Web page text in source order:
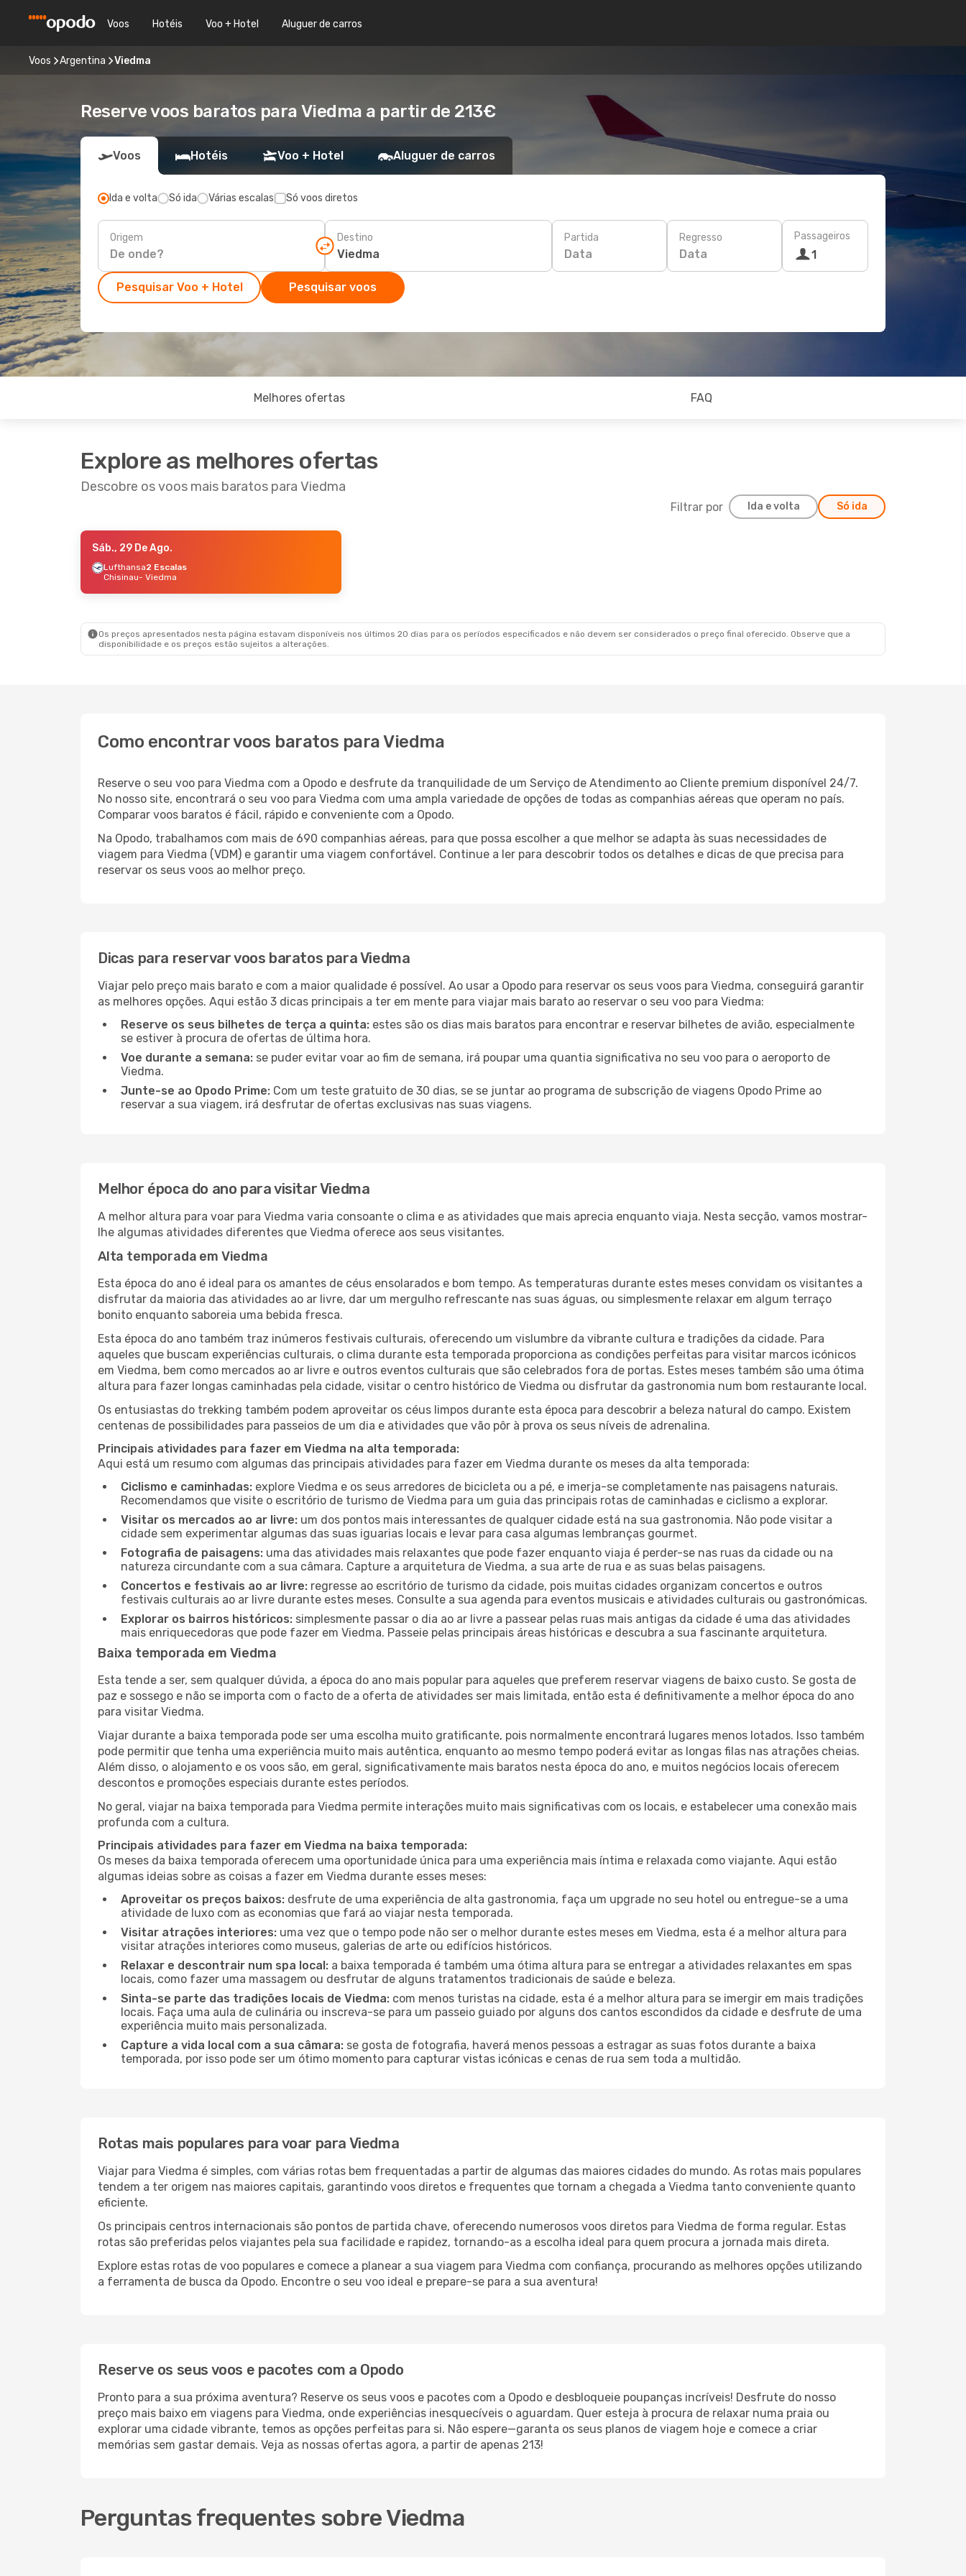
Voos Hotéis Voo + Hotel Aluguer de carros
Voos Argentina Viedma
Reserve voos baratos para Viedma a partir de 213€
Voos Hotéis Voo + Hotel Aluguer de carros
Ida e volta Só ida Várias escalas Só voos diretos
Origem Destino Partida
Data
Regresso
Data
Passageiros
1
Pesquisar Voo + Hotel Pesquisar voos
Melhores ofertas FAQ
Explore as melhores ofertas
Descobre os voos mais baratos para Viedma
Filtrar por Ida e volta Só ida
- Dom., 30 De Ago.
Aerolineas ArgentinasDireto
- Viedma
Sáb., 29 De Ago.
Lufthansa2 Escalas
Chisinau- Viedma
Os preços apresentados nesta página estavam disponíveis nos últimos 20 dias para os períodos especificados e não devem ser considerados o preço final oferecido. Observe que a
disponibilidade e os preços estão sujeitos a alterações.
Como encontrar voos baratos para Viedma
Reserve o seu voo para Viedma com a Opodo e desfrute da tranquilidade de um Serviço de Atendimento ao Cliente premium disponível 24/7.
No nosso site, encontrará o seu voo para Viedma com uma ampla variedade de opções de todas as companhias aéreas que operam no país.
Comparar voos baratos é fácil, rápido e conveniente com a Opodo.
Na Opodo, trabalhamos com mais de 690 companhias aéreas, para que possa escolher a que melhor se adapta às suas necessidades de
viagem para Viedma (VDM) e garantir uma viagem confortável. Continue a ler para descobrir todos os detalhes e dicas de que precisa para
reservar os seus voos ao melhor preço.
Dicas para reservar voos baratos para Viedma
Viajar pelo preço mais barato e com a maior qualidade é possível. Ao usar a Opodo para reservar os seus voos para Viedma, conseguirá garantir
as melhores opções. Aqui estão 3 dicas principais a ter em mente para viajar mais barato ao reservar o seu voo para Viedma:
Reserve os seus bilhetes de terça a quinta: estes são os dias mais baratos para encontrar e reservar bilhetes de avião, especialmente
se estiver à procura de ofertas de última hora.
Voe durante a semana: se puder evitar voar ao fim de semana, irá poupar uma quantia significativa no seu voo para o aeroporto de
Viedma.
Junte-se ao Opodo Prime: Com um teste gratuito de 30 dias, se se juntar ao programa de subscrição de viagens Opodo Prime ao
reservar a sua viagem, irá desfrutar de ofertas exclusivas nas suas viagens.
Melhor época do ano para visitar Viedma
A melhor altura para voar para Viedma varia consoante o clima e as atividades que mais aprecia enquanto viaja. Nesta secção, vamos mostrar-
lhe algumas atividades diferentes que Viedma oferece aos seus visitantes.
Alta temporada em Viedma
Esta época do ano é ideal para os amantes de céus ensolarados e bom tempo. As temperaturas durante estes meses convidam os visitantes a
disfrutar da maioria das atividades ao ar livre, dar um mergulho refrescante nas suas águas, ou simplesmente relaxar em algum terraço
bonito enquanto saboreia uma bebida fresca.
Esta época do ano também traz inúmeros festivais culturais, oferecendo um vislumbre da vibrante cultura e tradições da cidade. Para
aqueles que buscam experiências culturais, o clima durante esta temporada proporciona as condições perfeitas para visitar marcos icónicos
em Viedma, bem como mercados ao ar livre e outros eventos culturais que são celebrados fora de portas. Estes meses também são uma ótima
altura para fazer longas caminhadas pela cidade, visitar o centro histórico de Viedma ou disfrutar da gastronomia num bom restaurante local.
Os entusiastas do trekking também podem aproveitar os céus limpos durante esta época para descobrir a beleza natural do campo. Existem
centenas de possibilidades para passeios de um dia e atividades que vão pôr à prova os seus níveis de adrenalina.
Principais atividades para fazer em Viedma na alta temporada:
Aqui está um resumo com algumas das principais atividades para fazer em Viedma durante os meses da alta temporada:
Ciclismo e caminhadas: explore Viedma e os seus arredores de bicicleta ou a pé, e imerja-se completamente nas paisagens naturais.
Recomendamos que visite o escritório de turismo de Viedma para um guia das principais rotas de caminhadas e ciclismo a explorar.
Visitar os mercados ao ar livre: um dos pontos mais interessantes de qualquer cidade está na sua gastronomia. Não pode visitar a
cidade sem experimentar algumas das suas iguarias locais e levar para casa algumas lembranças gourmet.
Fotografia de paisagens: uma das atividades mais relaxantes que pode fazer enquanto viaja é perder-se nas ruas da cidade ou na
natureza circundante com a sua câmara. Capture a arquitetura de Viedma, a sua arte de rua e as suas belas paisagens.
Concertos e festivais ao ar livre: regresse ao escritório de turismo da cidade, pois muitas cidades organizam concertos e outros
festivais culturais ao ar livre durante estes meses. Consulte a sua agenda para eventos musicais e atividades culturais ou gastronómicas.
Explorar os bairros históricos: simplesmente passar o dia ao ar livre a passear pelas ruas mais antigas da cidade é uma das atividades
mais enriquecedoras que pode fazer em Viedma. Passeie pelas principais áreas históricas e descubra a sua fascinante arquitetura.
Baixa temporada em Viedma
Esta tende a ser, sem qualquer dúvida, a época do ano mais popular para aqueles que preferem reservar viagens de baixo custo. Se gosta de
paz e sossego e não se importa com o facto de a oferta de atividades ser mais limitada, então esta é definitivamente a melhor época do ano
para visitar Viedma.
Viajar durante a baixa temporada pode ser uma escolha muito gratificante, pois normalmente encontrará lugares menos lotados. Isso também
pode permitir que tenha uma experiência muito mais autêntica, enquanto ao mesmo tempo poderá evitar as longas filas nas atrações cheias.
Além disso, o alojamento e os voos são, em geral, significativamente mais baratos nesta época do ano, e muitos negócios locais oferecem
descontos e promoções especiais durante estes períodos.
No geral, viajar na baixa temporada para Viedma permite interações muito mais significativas com os locais, e estabelecer uma conexão mais
profunda com a cultura.
Principais atividades para fazer em Viedma na baixa temporada:
Os meses da baixa temporada oferecem uma oportunidade única para uma experiência mais íntima e relaxada como viajante. Aqui estão
algumas ideias sobre as coisas a fazer em Viedma durante esses meses:
Aproveitar os preços baixos: desfrute de uma experiência de alta gastronomia, faça um upgrade no seu hotel ou entregue-se a uma
atividade de luxo com as economias que fará ao viajar nesta temporada.
Visitar atrações interiores: uma vez que o tempo pode não ser o melhor durante estes meses em Viedma, esta é a melhor altura para
visitar atrações interiores como museus, galerias de arte ou edifícios históricos.
Relaxar e descontrair num spa local: a baixa temporada é também uma ótima altura para se entregar a atividades relaxantes em spas
locais, como fazer uma massagem ou desfrutar de alguns tratamentos tradicionais de saúde e beleza.
Sinta-se parte das tradições locais de Viedma: com menos turistas na cidade, esta é a melhor altura para se imergir em mais tradições
locais. Faça uma aula de culinária ou inscreva-se para um passeio guiado por alguns dos cantos escondidos da cidade e desfrute de uma
experiência muito mais personalizada.
Capture a vida local com a sua câmara: se gosta de fotografia, haverá menos pessoas a estragar as suas fotos durante a baixa
temporada, por isso pode ser um ótimo momento para capturar vistas icónicas e cenas de rua sem toda a multidão.
Rotas mais populares para voar para Viedma
Viajar para Viedma é simples, com várias rotas bem frequentadas a partir de algumas das maiores cidades do mundo. As rotas mais populares
tendem a ter origem nas maiores capitais, garantindo voos diretos e frequentes que tornam a chegada a Viedma tanto conveniente quanto
eficiente.
Os principais centros internacionais são pontos de partida chave, oferecendo numerosos voos diretos para Viedma de forma regular. Estas
rotas são preferidas pelos viajantes pela sua facilidade e rapidez, tornando-as a escolha ideal para quem procura a jornada mais direta.
Explore estas rotas de voo populares e comece a planear a sua viagem para Viedma com confiança, procurando as melhores opções utilizando
a ferramenta de busca da Opodo. Encontre o seu voo ideal e prepare-se para a sua aventura!
Reserve os seus voos e pacotes com a Opodo
Pronto para a sua próxima aventura? Reserve os seus voos e pacotes com a Opodo e desbloqueie poupanças incríveis! Desfrute do nosso
preço mais baixo em viagens para Viedma, onde experiências inesquecíveis o aguardam. Quer esteja à procura de relaxar numa praia ou
explorar uma cidade vibrante, temos as opções perfeitas para si. Não espere—garanta os seus planos de viagem hoje e comece a criar
memórias sem gastar demais. Veja as nossas ofertas agora, a partir de apenas 213!
Perguntas frequentes sobre Viedma